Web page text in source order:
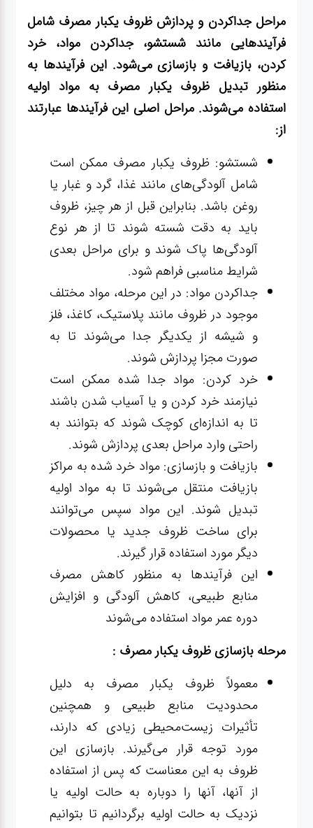
مراحل جداکردن و پردازش ظروف یکبار مصرف شامل
فرآیندهایی مانند شستشو، جداکردن مواد، خرد
کردن، بازیافت و بازسازی می‌شود. این فرآیندها به
منظور تبدیل ظروف یکبار مصرف به مواد اولیه
استفاده می‌شوند. مراحل اصلی این فرآیندها عبارتند
از:
شستشو: ظروف یکبار مصرف ممکن است
شامل آلودگی‌های مانند غذا، گرد و غبار یا
روغن باشد. بنابراین قبل از هر چیز، ظروف
باید به دقت شسته شوند تا از هر نوع
آلودگی‌ها پاک شوند و برای مراحل بعدی
شرایط مناسبی فراهم شود.
جداکردن مواد: در این مرحله، مواد مختلف
موجود در ظروف مانند پلاستیک، کاغذ، فلز
و شیشه از یکدیگر جدا می‌شوند تا به
صورت مجزا پردازش شوند.
خرد کردن: مواد جدا شده ممکن است
نیازمند خرد کردن و یا آسیاب شدن باشند
تا به اندازه‌ای کوچک شوند که بتوانند به
راحتی وارد مراحل بعدی پردازش شوند.
بازیافت و بازسازی: مواد خرد شده به مراکز
بازیافت منتقل می‌شوند تا به مواد اولیه
تبدیل شوند. این مواد سپس می‌توانند
برای ساخت ظروف جدید یا محصولات
دیگر مورد استفاده قرار گیرند.
این فرآیندها به منظور کاهش مصرف
منابع طبیعی، کاهش آلودگی و افزایش
دوره عمر مواد استفاده می‌شوند
مرحله بازسازی ظروف یکبار مصرف :
معمولاً ظروف یکبار مصرف به دلیل
محدودیت منابع طبیعی و همچنین
تأثیرات زیست‌محیطی زیادی که دارند،
مورد توجه قرار می‌گیرند. بازسازی این
ظروف به این معناست که پس از استفاده
از آنها، آنها را دوباره به حالت اولیه یا
نزدیک به حالت اولیه برگردانیم تا بتوانیم